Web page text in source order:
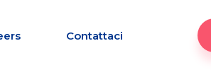
Contattaci